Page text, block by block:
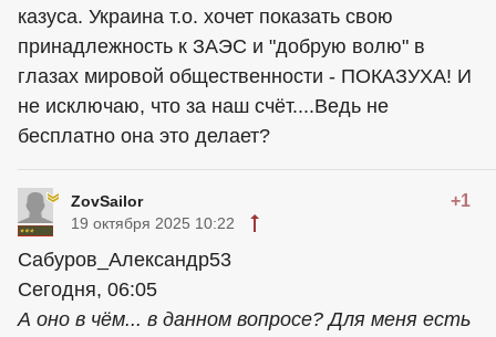
казуса. Украина т.о. хочет показать свою
принадлежность к ЗАЭС и "добрую волю" в
глазах мировой общественности - ПОКАЗУХА! И
не исключаю, что за наш счёт....Ведь не
бесплатно она это делает?
ZovSailor +1
19 октября 2025 10:22
Сабуров_Александр53
Сегодня, 06:05
А оно в чём... в данном вопросе? Для меня есть